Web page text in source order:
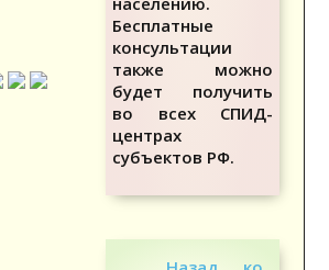
Бесплатные
консультации
также можно
будет получить
во всех СПИД-
центрах
субъектов РФ.